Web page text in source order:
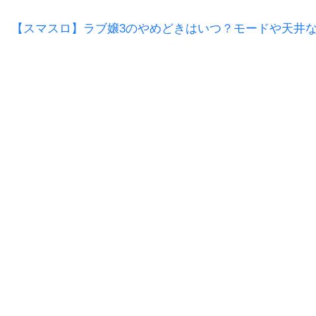
【スマスロ】ラブ嬢3のやめどきはいつ？モードや天井